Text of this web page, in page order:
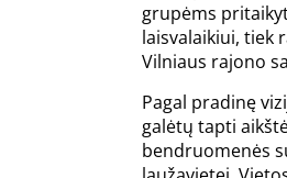
grupėms
laisvalaikiui, tiek
Vilniaus rajono
Pagal pradinę
galėtų tapti
bendruomenės